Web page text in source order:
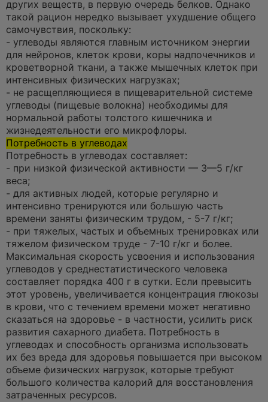
других веществ, в первую очередь белков. Однако
такой рацион нередко вызывает ухудшение общего
самочувствия, поскольку:
- углеводы являются главным источником энергии
для нейронов, клеток крови, коры надпочечников и
кроветворной ткани, а также мышечных клеток при
интенсивных физических нагрузках;
- не расщепляющиеся в пищеварительной системе
углеводы (пищевые волокна) необходимы для
нормальной работы толстого кишечника и
жизнедеятельности его микрофлоры.
Потребность в углеводах
Потребность в углеводах составляет:
- при низкой физической активности — 3—5 г/кг
веса;
- для активных людей, которые регулярно и
интенсивно тренируются или большую часть
времени заняты физическим трудом, - 5-7 г/кг;
- при тяжелых, частых и объемных тренировках или
тяжелом физическом труде - 7-10 г/кг и более.
Максимальная скорость усвоения и использования
углеводов у среднестатистического человека
составляет порядка 400 г в сутки. Если превысить
этот уровень, увеличивается концентрация глюкозы
в крови, что с течением времени может негативно
сказаться на здоровье - в частности, усилить риск
развития сахарного диабета. Потребность в
углеводах и способность организма использовать
их без вреда для здоровья повышается при высоком
объеме физических нагрузок, которые требуют
большого количества калорий для восстановления
затраченных ресурсов.